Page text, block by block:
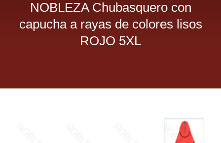
NOBLEZA Chubasquero con
capucha a rayas de colores lisos
ROJO 5XL